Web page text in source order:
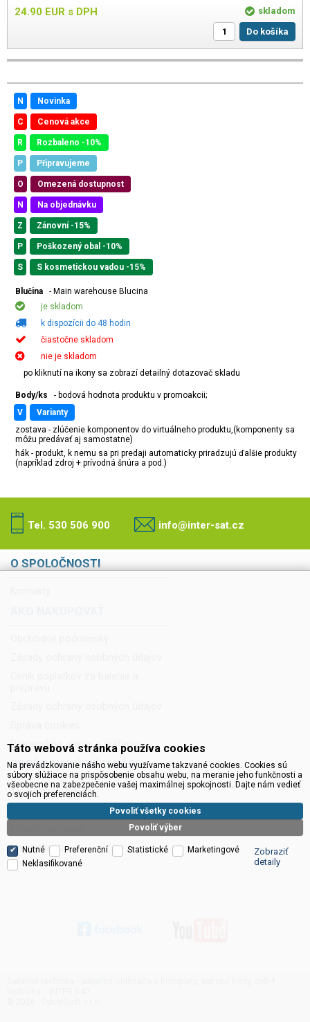
24.90 EUR s DPH
skladom
Do košíka
N Novinka
C Cenová akce
R Rozbaleno -10%
P Připravujeme
O Omezená dostupnost
N Na objednávku
Z Zánovní -15%
P Poškozený obal -10%
S S kosmetickou vadou -15%
Blučina
- Main warehouse Blucina
je skladom
k dispozícii do 48 hodin
čiastočne skladom
nie je skladom
po kliknutí na ikony sa zobrazí detailný dotazovač skladu
Body/ks
- bodová hodnota produktu v promoakcii;
v
varianty
zostava - zlúčenie komponentov do virtuálneho produktu,(komponenty sa
môžu predávať aj samostatne)
hák - produkt, k nemu sa pri predaji automaticky priradzujú ďalšie produkty
(napríklad zdroj + prívodná šnúra a pod.)
Tel. 530 506 900 info@inter-sat.cz
O SPOLOČNOSTI
Reklamácia, servis a vrátenie
PREČO NAKÚPIŤ U NÁS?
Technická podpora
Na stiahnutie
Táto webová stránka používa cookies
Na prevádzkovanie nášho webu využívame takzvané cookies. Cookies sú
súbory slúžiace na prispôsobenie obsahu webu, na meranie jeho funkčnosti a
všeobecne na zabezpečenie vašej maximálnej spokojnosti. Dajte nám vedieť
o svojich preferenciách.
Povoliť výber
Povoliť všetky cookies
Nutné Preferenční Statistické
Marketingové
Neklasifikované
Zobraziť
detaily